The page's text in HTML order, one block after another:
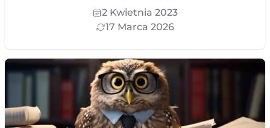
2 Kwietnia 2023
17 Marca 2026